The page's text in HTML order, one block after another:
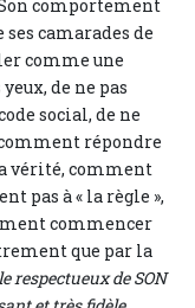
comportement
camarades de
comme une
de ne pas
social, de ne
répondre
vérité, comment
pas à « la règle »,
commencer
que par la
respectueux de SON